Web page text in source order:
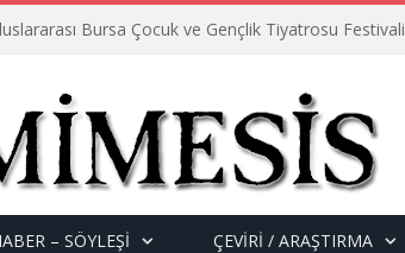
Bursa Çocuk ve Gençlik Tiyatrosu Festivali
– SÖYLEŞI ÇEVİRİ / ARAŞTIRMA